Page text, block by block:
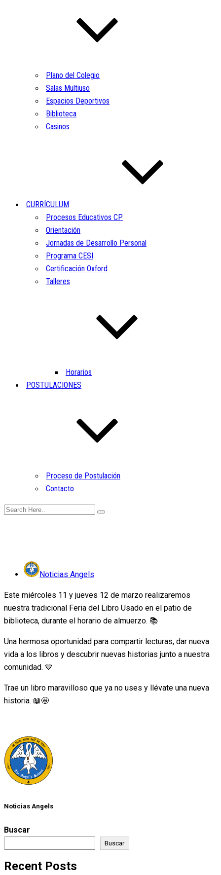
Plano del Colegio
Salas Multiuso
Espacios Deportivos
Biblioteca
Casinos
CURRÍCULUM
Procesos Educativos CP
Orientación
Jornadas de Desarrollo Personal
Programa CESI
Certificación Oxford
Talleres
Horarios
POSTULACIONES
Proceso de Postulación
Contacto
Noticias Angels
Este miércoles 11 y jueves 12 de marzo realizaremos
nuestra tradicional Feria del Libro Usado en el patio de
biblioteca, durante el horario de almuerzo. 📚
Una hermosa oportunidad para compartir lecturas, dar nueva
vida a los libros y descubrir nuevas historias junto a nuestra
comunidad. 💙
Trae un libro maravilloso que ya no uses y llévate una nueva
historia. 📖🤩
Noticias Angels
Buscar
Buscar
Recent Posts